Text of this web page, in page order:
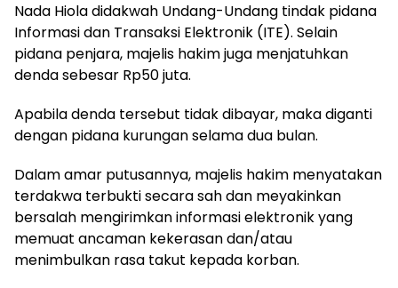
Nada Hiola didakwah Undang-Undang tindak pidana
Informasi dan Transaksi Elektronik (ITE). Selain
pidana penjara, majelis hakim juga menjatuhkan
denda sebesar Rp50 juta.
Apabila denda tersebut tidak dibayar, maka diganti
dengan pidana kurungan selama dua bulan.
Dalam amar putusannya, majelis hakim menyatakan
terdakwa terbukti secara sah dan meyakinkan
bersalah mengirimkan informasi elektronik yang
memuat ancaman kekerasan dan/atau
menimbulkan rasa takut kepada korban.